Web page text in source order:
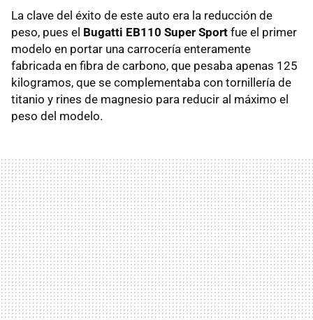
La clave del éxito de este auto era la reducción de
peso, pues el Bugatti EB110 Super Sport fue el primer
modelo en portar una carrocería enteramente
fabricada en fibra de carbono, que pesaba apenas 125
kilogramos, que se complementaba con tornillería de
titanio y rines de magnesio para reducir al máximo el
peso del modelo.